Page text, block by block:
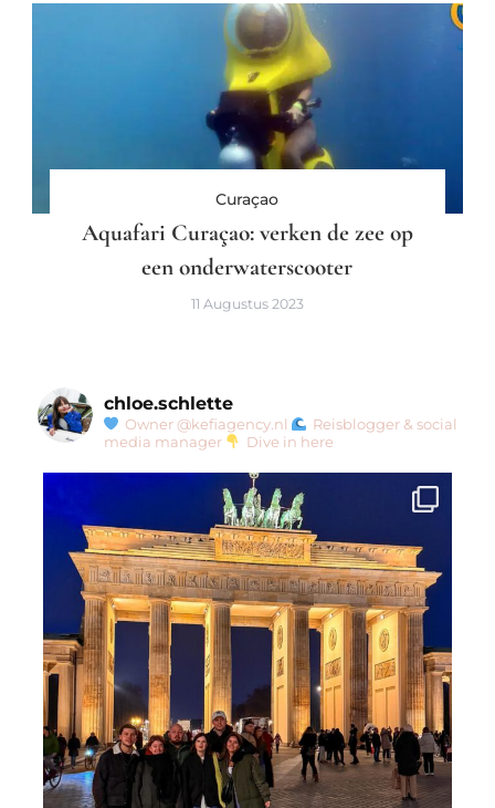
Curaçao
Aquafari Curaçao: verken de zee op
een onderwaterscooter
11 Augustus 2023
chloe.schlette
Owner @kefiagency.nl
Reisblogger & social
media manager
Dive in here